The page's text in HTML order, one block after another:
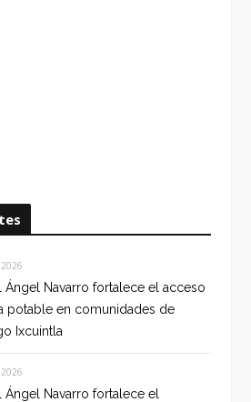
Ángel Navarro fortalece el acceso
potable en comunidades de
Ixcuintla
Ángel Navarro fortalece el